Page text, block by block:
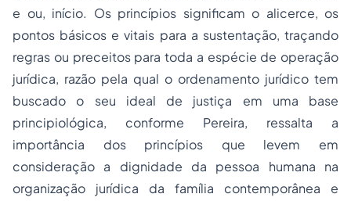
e ou, início. Os princípios significam o alicerce, os
pontos básicos e vitais para a sustentação, traçando
regras ou preceitos para toda a espécie de operação
jurídica, razão pela qual o ordenamento jurídico tem
buscado o seu ideal de justiça em uma base
principiológica, conforme Pereira, ressalta a
importância dos princípios que levem em
consideração a dignidade da pessoa humana na
organização jurídica da família contemporânea e